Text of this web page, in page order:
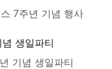
7주년 기념 행사
기념 생일파티